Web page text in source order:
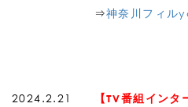
⇒神奈川フィ
2024.2.21 【TV番組インタ